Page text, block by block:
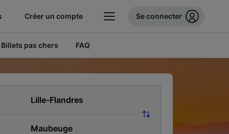
Créer un compte Se connecter
Billets pas chers FAQ